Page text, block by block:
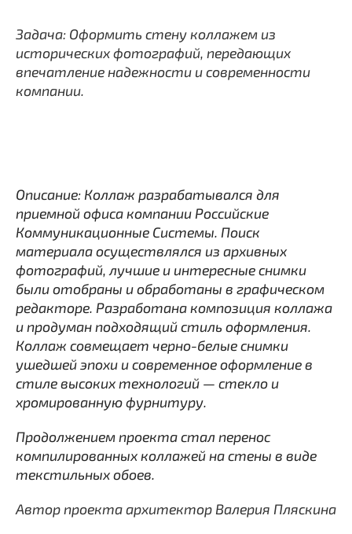
Задача: Оформить стену коллажем из
исторических фотографий, передающих
впечатление надежности и современности
компании.
Описание: Коллаж разрабатывался для
приемной офиса компании Российские
Коммуникационные Системы. Поиск
материала осуществлялся из архивных
фотографий, лучшие и интересные снимки
были отобраны и обработаны в графическом
редакторе. Разработана композиция коллажа
и продуман подходящий стиль оформления.
Коллаж совмещает черно-белые снимки
ушедшей эпохи и современное оформление в
стиле высоких технологий — стекло и
хромированную фурнитуру.
Продолжением проекта стал перенос
компилированных коллажей на стены в виде
текстильных обоев.
Автор проекта архитектор Валерия Пляскина